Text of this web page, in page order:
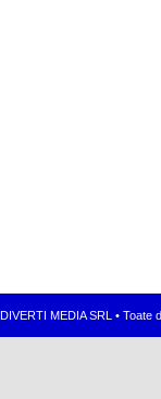
MEDIA SRL •